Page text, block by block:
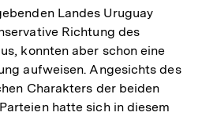
Landes Uruguay
Richtung des
konnten aber schon eine
aufweisen. Angesichts des
Charakters der beiden
hatte sich in diesem